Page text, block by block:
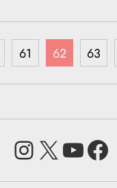
Page
61 Page
62 Page
63
X